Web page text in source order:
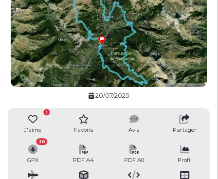
20/07/2025
J'aime
1
Favoris Avis Partager
GPX
20
PDF A4 PDF A0 Profil